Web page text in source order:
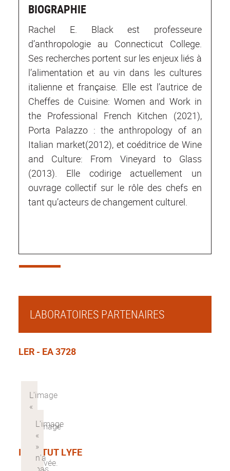
BIOGRAPHIE
Rachel E. Black est professeure
d’anthropologie au Connecticut College.
Ses recherches portent sur les enjeux liés à
l’alimentation et au vin dans les cultures
italienne et française. Elle est l’autrice de
Cheffes de Cuisine: Women and Work in
the Professional French Kitchen (2021),
Porta Palazzo : the anthropology of an
Italian market(2012), et coéditrice deWine
and Culture: From Vineyard to Glass
(2013). Elle codirige actuellement un
ouvrage collectif sur le rôle des chefs en
tant qu’acteurs de changement culturel.
LABORATOIRES PARTENAIRES
LER - EA 3728
INSTITUT LYFE